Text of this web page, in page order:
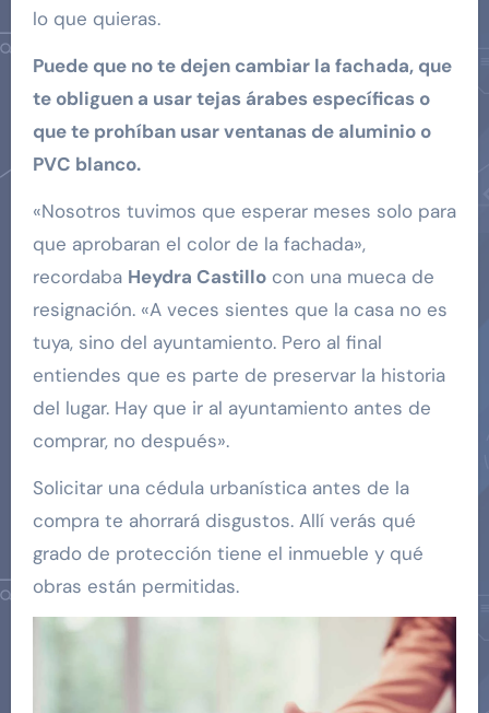
lo que quieras.
Puede que no te dejen cambiar la fachada, que
te obliguen a usar tejas árabes específicas o
que te prohíban usar ventanas de aluminio o
PVC blanco.
«Nosotros tuvimos que esperar meses solo para
que aprobaran el color de la fachada»,
recordaba Heydra Castillocon una mueca de
resignación. «A veces sientes que la casa no es
tuya, sino del ayuntamiento. Pero al final
entiendes que es parte de preservar la historia
del lugar. Hay que ir al ayuntamiento antes de
comprar, no después».
Solicitar una cédula urbanística antes de la
compra te ahorrará disgustos. Allí verás qué
grado de protección tiene el inmueble y qué
obras están permitidas.